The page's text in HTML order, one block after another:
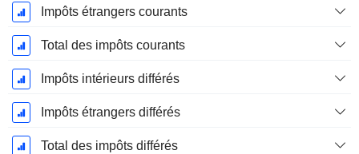
Impôts étrangers courants
Total des impôts courants
Impôts intérieurs différés
Impôts étrangers différés
Total des impôts différés